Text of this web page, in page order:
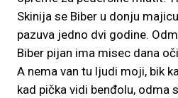
Skinija se Biber u donju
pazuva jedno dvi godine.
Biber pijan ima misec dana
A nema van tu ljudi moji, bik
kad pička vidi benđolu, odma